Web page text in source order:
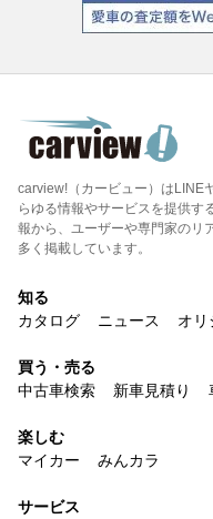
carview!（カービュー）はLINE
らゆる情報やサービスを提供す
報から、ユーザーや専門家のリ
多く掲載しています。
知る
カタログ
ニュース オリ
買う・売る
中古車検索
新車見積り
楽しむ
マイカー
みんカラ
サービス